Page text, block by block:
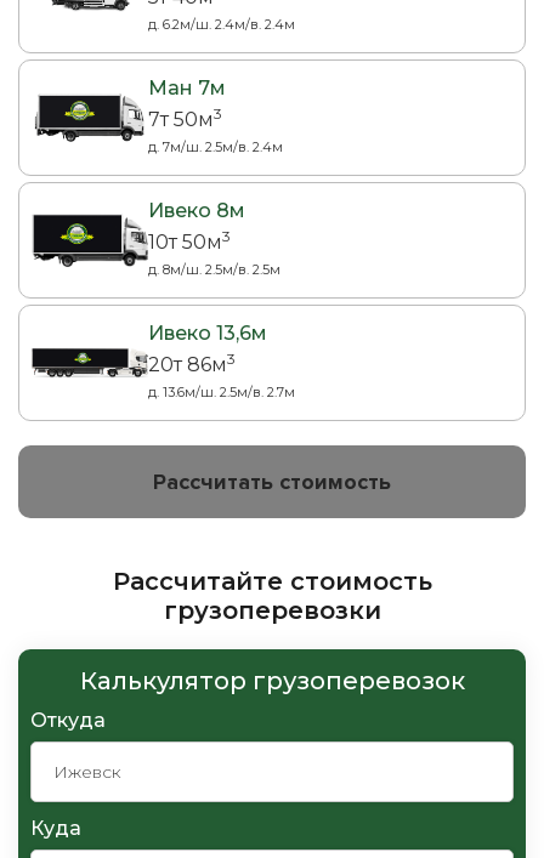
д. 6.2м/ш. 2.4м/в. 2.4м
Ман 7м
7т 50м3
д. 7м/ш. 2.5м/в. 2.4м
Ивеко 8м
10т 50м3
д. 8м/ш. 2.5м/в. 2.5м
Ивеко 13,6м
20т 86м3
д. 13.6м/ш. 2.5м/в. 2.7м
Рассчитать стоимость
Рассчитайте стоимость
грузоперевозки
Калькулятор грузоперевозок
Откуда
Куда